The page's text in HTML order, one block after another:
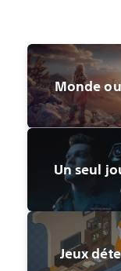
Monde
Un seul
Jeux